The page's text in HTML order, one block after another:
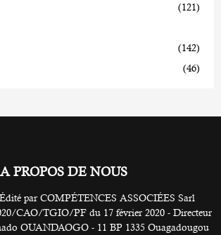
(121)
(142)
(46)
A PROPOS DE NOUS
par COMPÉTENCES ASSOCIÉES Sarl
CAO/TGIO/PF du 17 février 2020 - Directeur
OUANDAOGO - 11 BP 1335 Ouagadougou